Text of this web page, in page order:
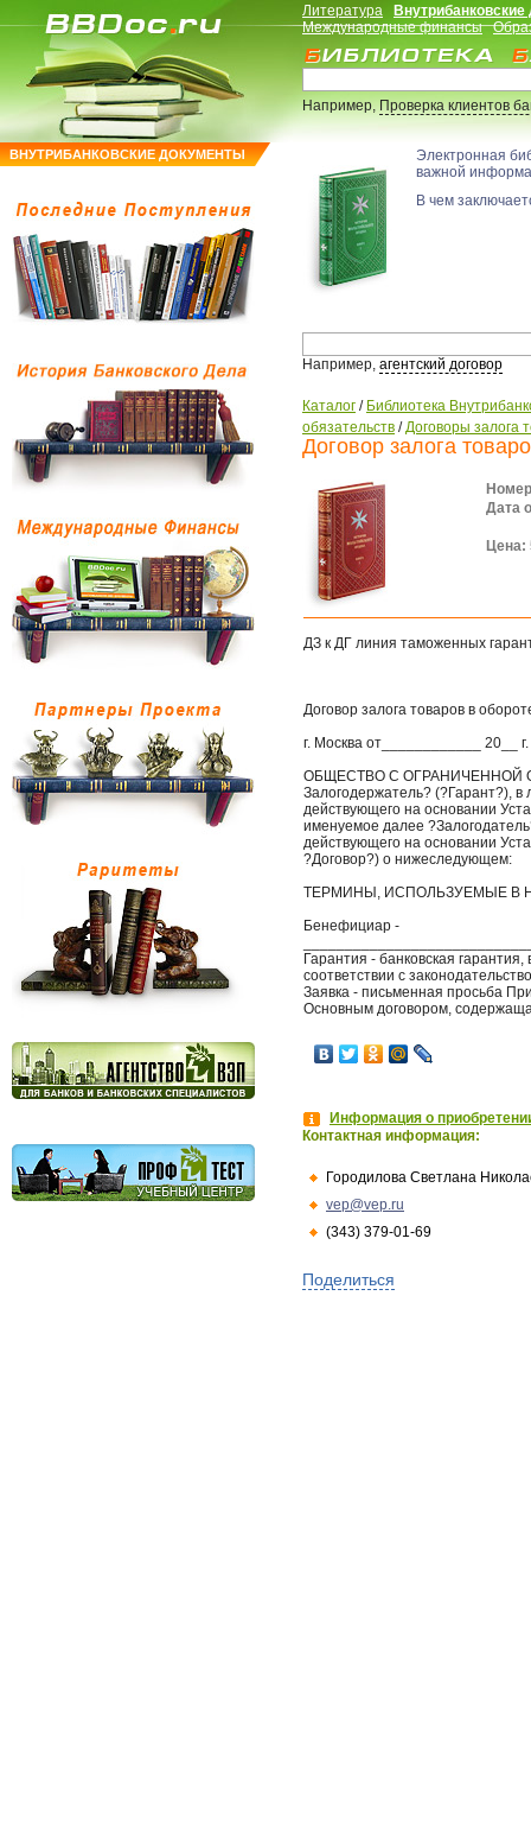
ВНУТРИБАНКОВСКИЕ ДОКУМЕНТЫ
Литература
Международные финансы
Например,Проверка клиентов
Электронная
важной
В чем
Например, агентский договор
Каталог / Библиотека
обязательств /Договоры залога
Договор залога
Дата
Цена:
ДЗ к ДГ линия таможенных
Договор залога товаров в
г. Москва от____________ 20__ г.
ОБЩЕСТВО С ОГРАНИЧЕННОЙ
Залогодержатель? (?Гарант?),
действующего на основании
именуемое далее
действующего на основании
?Договор?) о нижеследующем:
ТЕРМИНЫ, ИСПОЛЬЗУЕМЫЕ В
Бенефициар -
Гарантия - банковская
соответствии с
Заявка - письменная просьба
Основным договором,
Информация о
Контактная информация:
Городилова Светлана
vep@vep.ru
(343) 379-01-69
Поделиться